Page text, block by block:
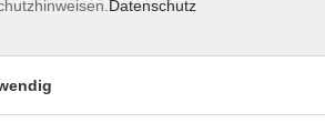
Improve your skills
Brush up your knowledge
Datenschutz